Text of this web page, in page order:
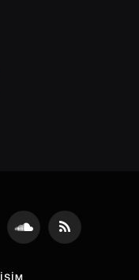
SoundCloud
RSS